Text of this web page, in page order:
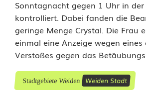
o
l
i
z
e
Sonntagnacht gegen 1 Uhr in
kontrolliert. Dabei fanden die
geringe Menge Crystal. Die Frau
einmal eine Anzeige wegen eines
Verstoßes gegen das
Stadtgebiete Weiden Weiden Stadt